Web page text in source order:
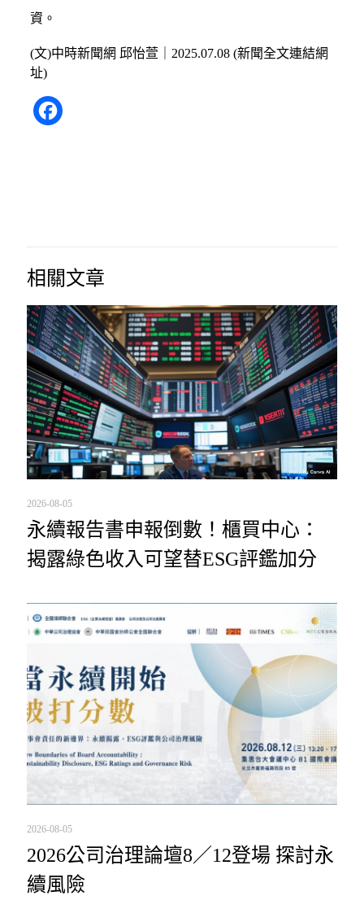
資。
(文)中時新聞網 邱怡萱｜2025.07.08 (新聞全文連結網
址)
Facebook
相關文章
2026-08-05
永續報告書申報倒數！櫃買中心：
揭露綠色收入可望替ESG評鑑加分
2026-08-05
2026公司治理論壇8／12登場 探討永
續風險